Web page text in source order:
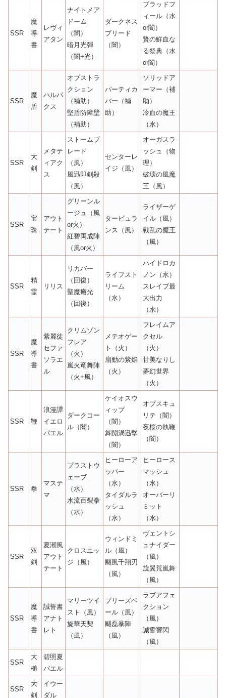
SSR
魔
導
書
レヴィ
アタン
ナイトメア
ドーム
（闇）
暗月光弾
（闇+光）
ダークネス
ブリード
（闇）
ブラッドフ
ィール（水
or闇）
贄の鮮血な
る祭典（水
or闇）
SSR
魔
盾
ハルパ
クス
オブストラ
クション
（補助）
堅盾防障壁
（補助）
パーティカ
バー（補
助）
ソリッドア
ーマー（補
助）
冷血の魔王
（水）
SSR
大
剣
メタテ
ィアク
ス
ストームブ
レード
（風）
風迅即剣殺
（風）
センターレ
イジ（風）
オーガスラ
ッシュ（物
理）
破壊の風魔
王（風）
SSR
宝
珠
アウト
テート
グリーンル
ージュ（風
or火）
紅碧両成陣
（風or火）
タービュラ
ンス（風）
ライザーゲ
イル（風）
戦乱の魔王
（風）
SSR
精
霊
リリス
リカバー
（回復）
聖魔癒光
（回復）
ライフスト
リーム
（水）
ハイドロカ
ノン（水）
スレイブ最
大出力
（水）
SSR
魔
導
書
紫麗徒
セファ
ソラエ
ル
クリムゾン
フレア
（火）
嵐火竜舞陣
（火+風）
メテオゲー
ト（火）
扇動の紫焔
（火）
フレイムア
クセル
（火）
甘美なりし
夢幻世界
（火）
SSR 鞭
浪漫譚
イエロ
パエル
ダークコー
ル（闇）
ケイオスウ
ィップ
（闇）
舞闘渦迅撃
（闇）
オプスキュ
リテ（闇）
夜桜の執鞭
（闇）
SSR 拳
マステ
マ
ブラストウ
ェーブ
（水）
水流百裂拳
（水）
ヒーローア
ッパー
（水）
タイダルラ
ッシュ
（水）
ヒーロース
マッシュ
（水）
オーバーリ
ミット
（水）
SSR
双
剣
夏潮風
アウト
テート
クロスエッ
ジ（風）
ウィンドミ
ル（風）
颶風千翔刃
（風）
ヴェントシ
ュナイダー
（風）
旋翼荒嵐舞
（風）
SSR
魔
導
書
誠誓書
アナト
レト
マリーツイ
スト（風）
旋華天契
（風）
ブリーズベ
ール（風）
颶磊暴陣
（風）
ラブアフェ
クション
（風）
誠誓響閃
（風）
SSR
大
槌
碧照夏
バエル
SSR
大
剣
イウー
ダル